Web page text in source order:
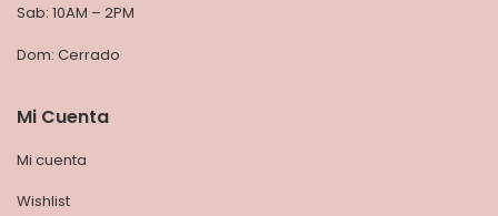
Sab: 10AM – 2PM
Dom: Cerrado
Mi Cuenta
Mi cuenta
Wishlist